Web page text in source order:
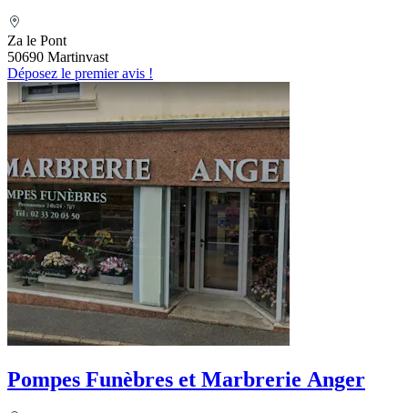
Za le Pont
50690 Martinvast
Déposez le premier avis !
Pompes Funèbres et Marbrerie Anger